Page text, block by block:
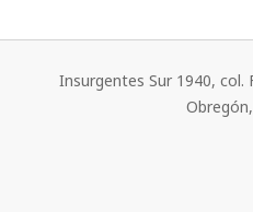
Insurgentes Sur 1940, col.